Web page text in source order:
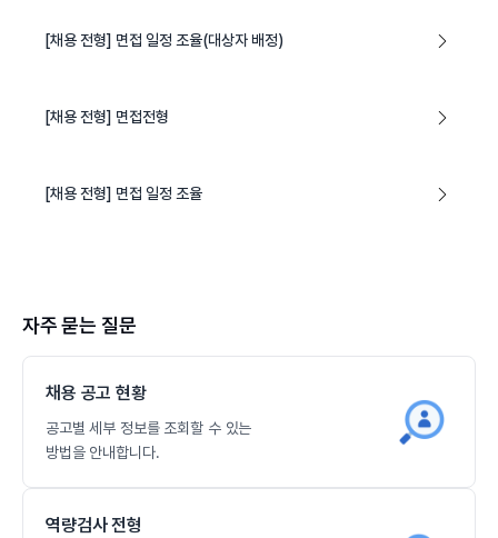
[채용 전형] 면접 일정 조율(대상자 배정)
[채용 전형] 면접전형
[채용 전형] 면접 일정 조율
자주 묻는 질문
채용 공고 현황
공고별 세부 정보를 조회할 수 있는
방법을 안내합니다.
역량검사 전형